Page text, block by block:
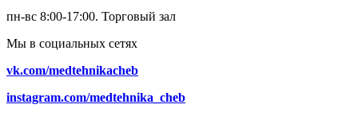
пн-вс 8:00-17:00. Торговый зал
Мы в социальных сетях
vk.com/medtehnikacheb
instagram.com/medtehnika_cheb